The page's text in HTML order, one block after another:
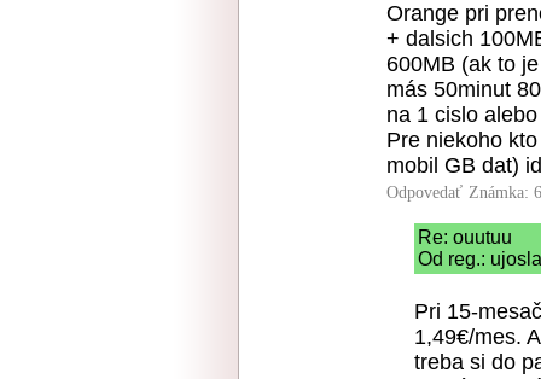
Orange pri
+ dalsich
600MB (ak to
más 50minut
na 1 cislo
Pre niekoho
mobil GB dat)
Odpovedať Známka:
Re: ouutuu
Od reg.:
Pri 15-
1,49€/mes.
treba si do